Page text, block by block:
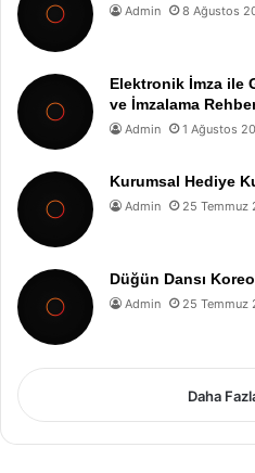
Admin 8 Ağustos
Elektronik İmza ile
ve İmzalama
Admin 1 Ağustos
Kurumsal Hediye
Admin 25 Temmuz
Düğün Dansı
Admin 25 Temmuz
Daha